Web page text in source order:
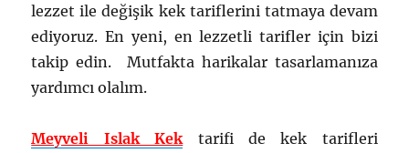
lezzet ile değişik kek tariflerini tatmaya devam
ediyoruz. En yeni, en lezzetli tarifler için bizi
takip edin. Mutfakta harikalar tasarlamanıza
yardımcı olalım.
Meyveli Islak Kek tarifi de kek tarifleri